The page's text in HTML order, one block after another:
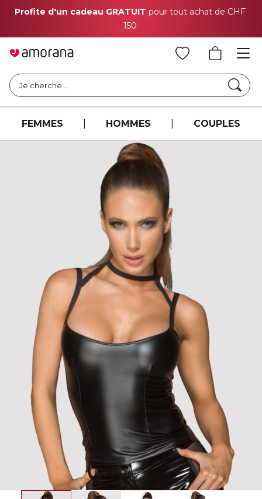
Profite d'un cadeau GRATUIT pour tout achat de CHF
150
Je cherche ..
FEMMES HOMMES COUPLES